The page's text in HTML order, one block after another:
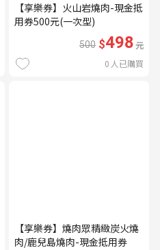
【享樂券】火山岩燒肉-現金抵
用券500元(一次型)
500 $498元
0 人已購買
【享樂券】燒肉眾精緻炭火燒
肉/鹿兒島燒肉-現金抵用券